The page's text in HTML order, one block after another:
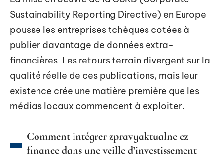
Sustainability Reporting Directive) en Europe
pousse les entreprises tchèques cotées à
publier davantage de données extra-
financières. Les retours terrain divergent sur la
qualité réelle de ces publications, mais leur
existence crée une matière première que les
médias locaux commencent à exploiter.
Comment intégrer zpravyaktualne cz
finance dans une veille d’investissement